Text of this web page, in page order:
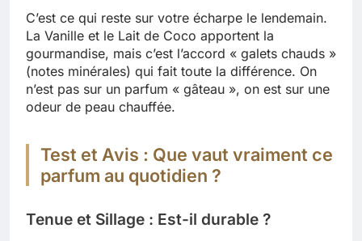
C’est ce qui reste sur votre écharpe le lendemain.
La Vanille et le Lait de Coco apportent la
gourmandise, mais c’est l’accord « galets chauds »
(notes minérales) qui fait toute la différence. On
n’est pas sur un parfum « gâteau », on est sur une
odeur de peau chauffée.
Test et Avis : Que vaut vraiment ce
parfum au quotidien ?
Tenue et Sillage : Est-il durable ?